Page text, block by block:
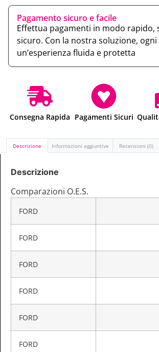
Pagamento sicuro e facile
Effettua pagamenti in modo rapido,
sicuro. Con la nostra soluzione,
un’esperienza fluida e protetta
Consegna Rapida Pagamenti Sicuri
Descrizione Informazioni aggiuntive Recensioni (0)
Descrizione
Comparazioni O.E.S.
FORD
FORD
FORD
FORD
FORD
FORD